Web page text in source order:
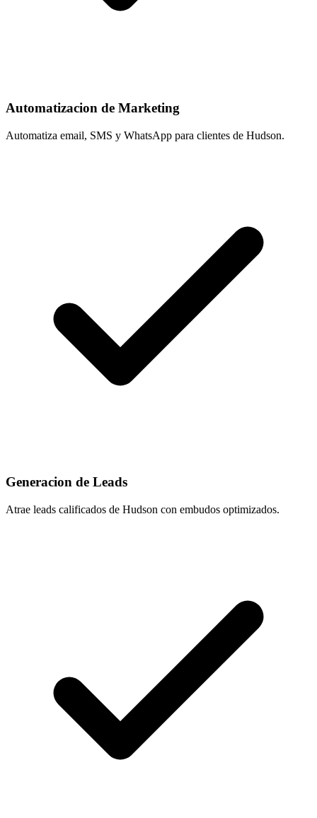
Automatizacion de Marketing
Automatiza email, SMS y WhatsApp para clientes de Hudson.
Generacion de Leads
Atrae leads calificados de Hudson con embudos optimizados.